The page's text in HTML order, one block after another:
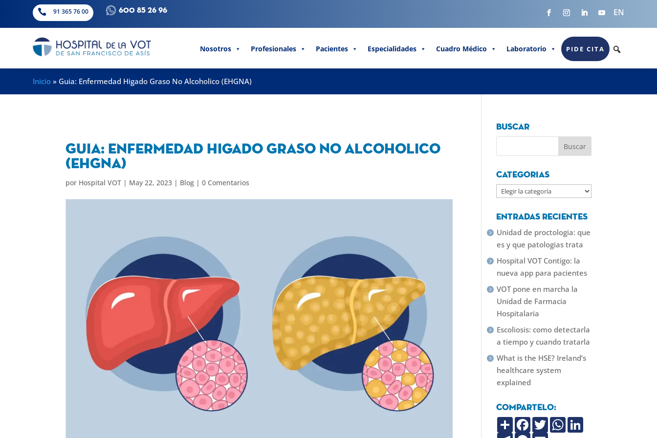
 91 365 76 00 600 85 26 96 EN
Nosotros Profesionales Pacientes Especialidades Cuadro Médico Laboratorio PIDE CITA
Inicio » Guia: Enfermedad Higado Graso No Alcoholico (EHGNA)
Guia: Enfermedad Higado Graso No Alcoholico
(EHGNA)
por Hospital VOT | May 22, 2023 | Blog |0 Comentarios
Buscar
Categorias
Categorias
Entradas recientes
Unidad de proctologia: que
es y que patologias trata
Hospital VOT Contigo: la
nueva app para pacientes
VOT pone en marcha la
Unidad de Farmacia
Hospitalaria
Escoliosis: como detectarla
a tiempo y cuando tratarla
What is the HSE? Ireland’s
healthcare system
explained
Compartelo:
C
o
F
a
T
w
W
h